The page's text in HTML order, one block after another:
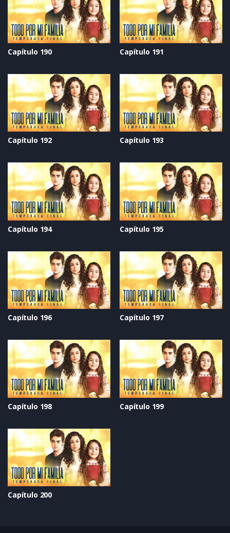
Capítulo 190 Capítulo 191
Capítulo 192 Capítulo 193
Capítulo 194 Capítulo 195
Capítulo 196 Capítulo 197
Capítulo 198 Capítulo 199
Capítulo 200